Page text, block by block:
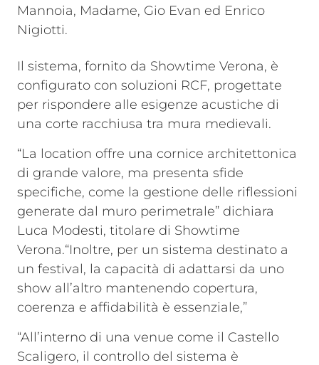
Mannoia, Madame, Gio Evan ed Enrico
Nigiotti.
Il sistema, fornito da Showtime Verona, è
configurato con soluzioni RCF, progettate
per rispondere alle esigenze acustiche di
una corte racchiusa tra mura medievali.
“La location offre una cornice architettonica
di grande valore, ma presenta sfide
specifiche, come la gestione delle riflessioni
generate dal muro perimetrale” dichiara
Luca Modesti, titolare di Showtime
Verona.“Inoltre, per un sistema destinato a
un festival, la capacità di adattarsi da uno
show all’altro mantenendo copertura,
coerenza e affidabilità è essenziale,”
“All’interno di una venue come il Castello
Scaligero, il controllo del sistema è